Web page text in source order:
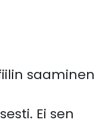
saaminen
Ei sen